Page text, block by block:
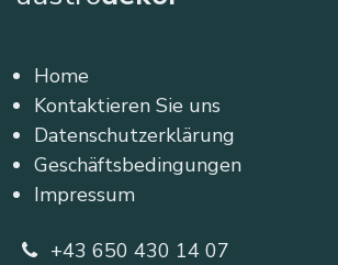
Home
Kontaktieren Sie uns
Datenschutzerklärung
Geschäftsbedingungen
Impressum
+43 650 430 14 07